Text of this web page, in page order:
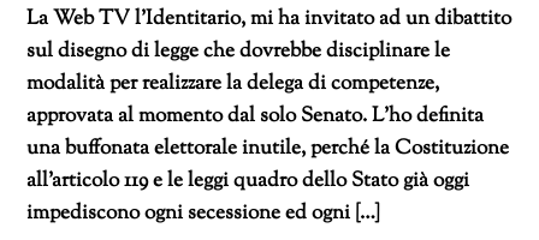
La Web TV l’Identitario, mi ha invitato ad un dibattito
sul disegno di legge che dovrebbe disciplinare le
modalità per realizzare la delega di competenze,
approvata al momento dal solo Senato. L’ho definita
una buffonata elettorale inutile, perché la Costituzione
all’articolo 119 e le leggi quadro dello Stato già oggi
impediscono ogni secessione ed ogni […]